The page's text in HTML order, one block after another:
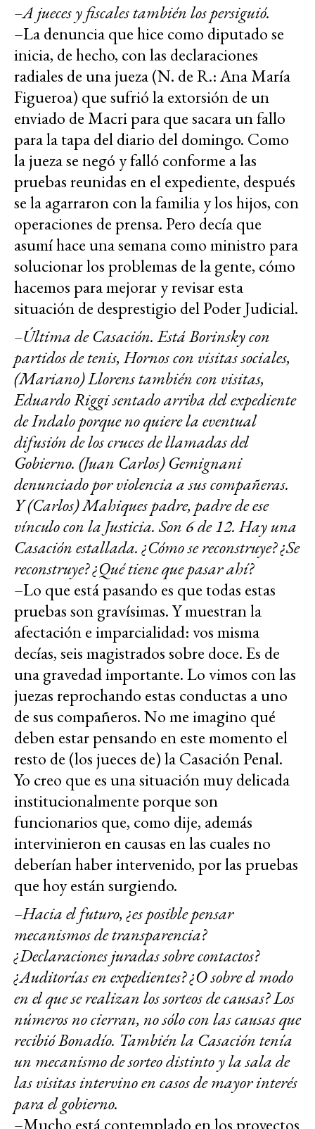
–A jueces y fiscales también los persiguió.
–La denuncia que hice como diputado se
inicia, de hecho, con las declaraciones
radiales de una jueza (N. de R.: Ana María
Figueroa) que sufrió la extorsión de un
enviado de Macri para que sacara un fallo
para la tapa del diario del domingo. Como
la jueza se negó y falló conforme a las
pruebas reunidas en el expediente, después
se la agarraron con la familia y los hijos, con
operaciones de prensa. Pero decía que
asumí hace una semana como ministro para
solucionar los problemas de la gente, cómo
hacemos para mejorar y revisar esta
situación de desprestigio del Poder Judicial.
–Última de Casación. Está Borinsky con
partidos de tenis, Hornos con visitas sociales,
(Mariano) Llorens también con visitas,
Eduardo Riggi sentado arriba del expediente
de Indalo porque no quiere la eventual
difusión de los cruces de llamadas del
Gobierno. (Juan Carlos) Gemignani
denunciado por violencia a sus compañeras.
Y (Carlos) Mahiques padre, padre de ese
vínculo con la Justicia. Son 6 de 12. Hay una
Casación estallada. ¿Cómo se reconstruye? ¿Se
reconstruye? ¿Qué tiene que pasar ahí?
–Lo que está pasando es que todas estas
pruebas son gravísimas. Y muestran la
afectación e imparcialidad: vos misma
decías, seis magistrados sobre doce. Es de
una gravedad importante. Lo vimos con las
juezas reprochando estas conductas a uno
de sus compañeros. No me imagino qué
deben estar pensando en este momento el
resto de (los jueces de) la Casación Penal.
Yo creo que es una situación muy delicada
institucionalmente porque son
funcionarios que, como dije, además
intervinieron en causas en las cuales no
deberían haber intervenido, por las pruebas
que hoy están surgiendo.
–Hacia el futuro, ¿es posible pensar
mecanismos de transparencia?
¿Declaraciones juradas sobre contactos?
¿Auditorías en expedientes? ¿O sobre el modo
en el que se realizan los sorteos de causas? Los
números no cierran, no sólo con las causas que
recibió Bonadío. También la Casación tenía
un mecanismo de sorteo distinto y la sala de
las visitas intervino en casos de mayor interés
para el gobierno.
–Mucho está contemplado en los proyectos